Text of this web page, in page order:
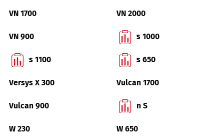
VN 1700 VN 2000
VN 900 Versys 1000
Versys 1100 Versys 650
Versys X 300 Vulcan 1700
Vulcan 900 Vulcan S
W 230 W 650